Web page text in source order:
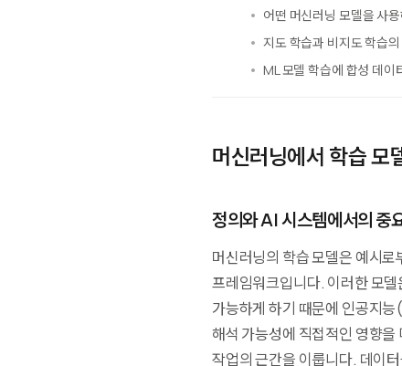
어떤 머신러닝 모델을 사
지도 학습과 비지도 학습
ML 모델 학습에 합성 데이
머신러닝에서 학습 모
정의와 AI 시스템에서의 중
머신러닝의 학습 모델은 예시
프레임워크입니다. 이러한 모
가능하게 하기 때문에 인공지능
해석 가능성에 직접적인 영향을
작업의 근간을 이룹니다. 데이